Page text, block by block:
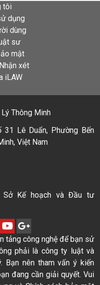
tôi
dụng
dùng
sư
mật
xét
iLAW
Thông Minh
31 Lê Duẩn, Phường Bến
Việt Nam
Sở Kế hoạch và Đầu tư
tảng công nghệ để bạn sử
phải là công ty luật và
Bạn nên tham vấn ý kiến
đang cần giải quyết. Vui